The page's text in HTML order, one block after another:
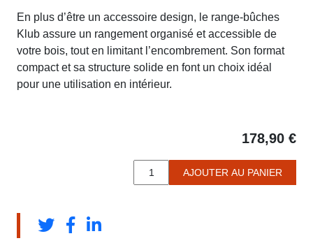
En plus d’être un accessoire design, le range-bûches
Klub assure un rangement organisé et accessible de
votre bois, tout en limitant l’encombrement. Son format
compact et sa structure solide en font un choix idéal
pour une utilisation en intérieur.
178,90 €
quantitéAJOUTER AU PANIER